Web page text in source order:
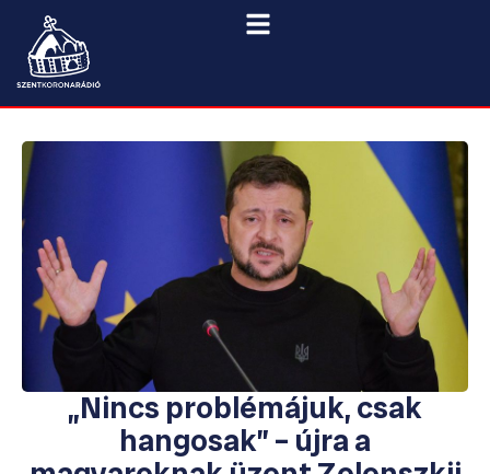
„Nincs problémájuk, csak
hangosak” – újra a